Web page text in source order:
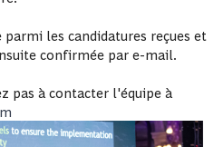
les candidatures reçues et
confirmée par e-mail.
pas à contacter l'équipe à